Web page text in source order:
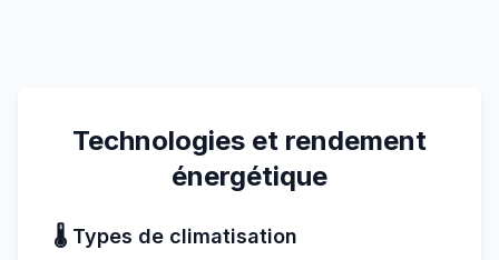
Technologies et rendement
énergétique
🌡️ Types de climatisation